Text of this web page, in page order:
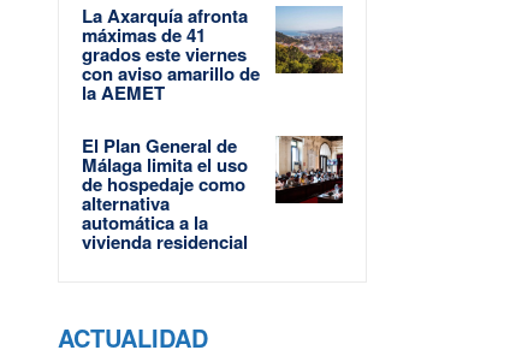
La Axarquía afronta
máximas de 41
grados este viernes
con aviso amarillo de
la AEMET
El Plan General de
Málaga limita el uso
de hospedaje como
alternativa
automática a la
vivienda residencial
ACTUALIDAD